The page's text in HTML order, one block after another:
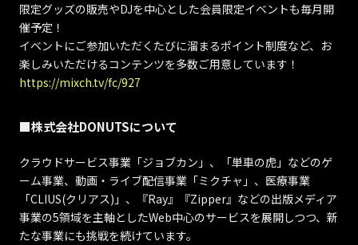
限定グッズの販売やDJを中心とした会員限定イベントも毎月開
催予定！
イベントにご参加いただくたびに溜まるポイント制度など、お
楽しみいただけるコンテンツを多数ご用意しています！
https://mixch.tv/fc/927
■株式会社DONUTSについて
クラウドサービス事業「ジョブカン」、「単車の虎」などのゲ
ーム事業、動画・ライブ配信事業「ミクチャ」、医療事業
「CLIUS(クリアス)」、『Ray』『Zipper』などの出版メディア
事業の5領域を主軸としたWeb中心のサービスを展開しつつ、新
たな事業にも挑戦を続けています。